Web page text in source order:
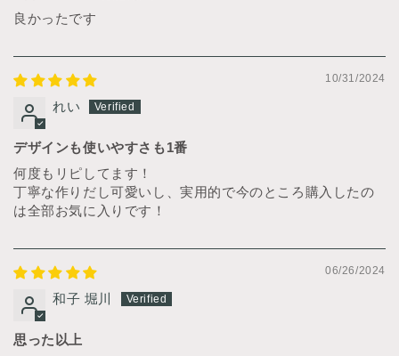
良かったです
10/31/2024
れい
デザインも使いやすさも1番
何度もリピしてます！
丁寧な作りだし可愛いし、実用的で今のところ購入したの
は全部お気に入りです！
06/26/2024
和子 堀川
思った以上